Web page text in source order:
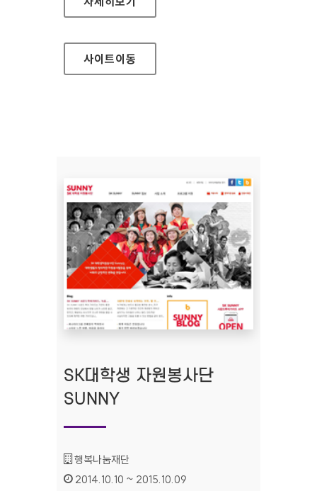
사이트이동
SK대학생 자원봉사단
SUNNY
기관명 :
행복나눔재단
인증기간 :
2014.10.10 ~ 2015.10.09